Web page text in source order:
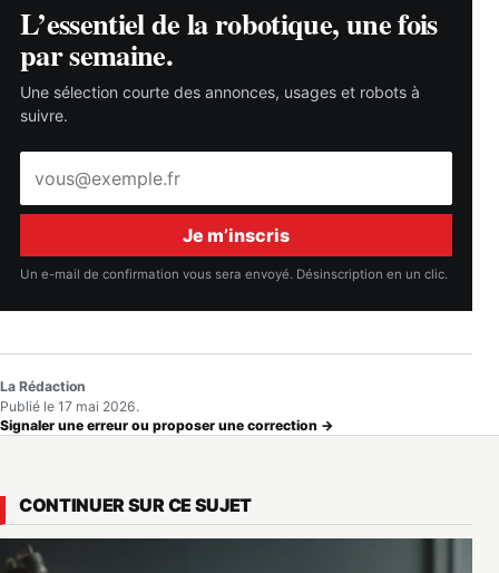
L’essentiel de la robotique, une fois
par semaine.
Une sélection courte des annonces, usages et robots à
suivre.
mail
Je m’inscris
Un e-mail de confirmation vous sera envoyé. Désinscription en un clic.
La Rédaction
Publié le 17 mai 2026.
Signaler une erreur ou proposer une correction →
CONTINUER SUR CE SUJET